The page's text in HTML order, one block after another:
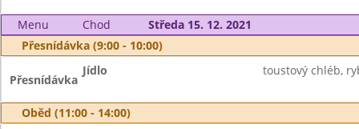
Menu Chod
Středa 15. 12. 2021
Přesnídávka (9:00 - 10:00)
Přesnídávka
Jídlo toustový chléb,
Oběd (11:00 - 14:00)